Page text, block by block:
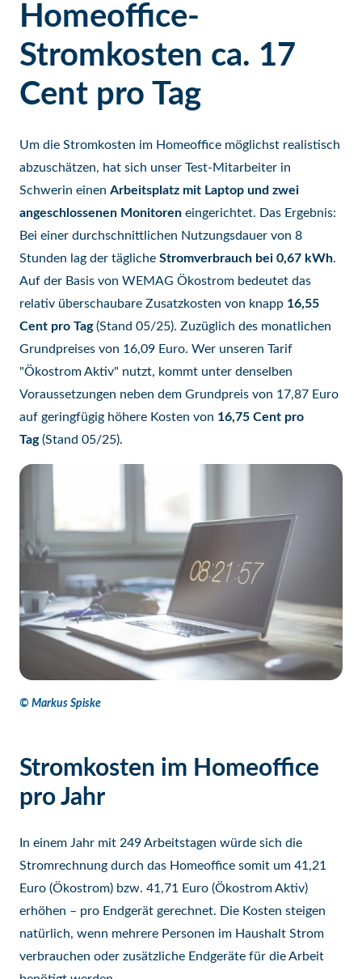
Homeoffice-
Stromkosten ca. 17
Cent pro Tag
Um die Stromkosten im Homeoffice möglichst realistisch
abzuschätzen, hat sich unser Test-Mitarbeiter in
Schwerin einen Arbeitsplatz mit Laptop und zwei
angeschlossenen Monitoren eingerichtet. Das Ergebnis:
Bei einer durchschnittlichen Nutzungsdauer von 8
Stunden lag der tägliche Stromverbrauch bei 0,67 kWh.
Auf der Basis von WEMAG Ökostrom bedeutet das
relativ überschaubare Zusatzkosten von knapp 16,55
Cent pro Tag(Stand 05/25). Zuzüglich des monatlichen
Grundpreises von 16,09 Euro. Wer unseren Tarif
"Ökostrom Aktiv" nutzt, kommt unter denselben
Voraussetzungen neben dem Grundpreis von 17,87 Euro
auf geringfügig höhere Kosten von 16,75 Cent pro
Tag(Stand 05/25).
© Markus Spiske
Stromkosten im Homeoffice
pro Jahr
In einem Jahr mit 249 Arbeitstagen würde sich die
Stromrechnung durch das Homeoffice somit um 41,21
Euro (Ökostrom) bzw. 41,71 Euro (Ökostrom Aktiv)
erhöhen – pro Endgerät gerechnet. Die Kosten steigen
natürlich, wenn mehrere Personen im Haushalt Strom
verbrauchen oder zusätzliche Endgeräte für die Arbeit